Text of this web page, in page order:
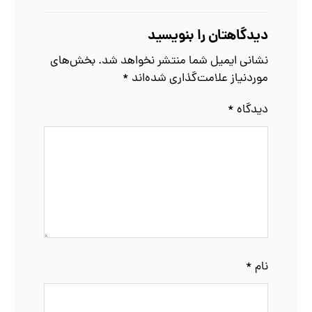
دیدگاهتان را بنویسید
نشانی ایمیل شما منتشر نخواهد شد. بخش‌های
موردنیاز علامت‌گذاری شده‌اند *
دیدگاه *
نام*